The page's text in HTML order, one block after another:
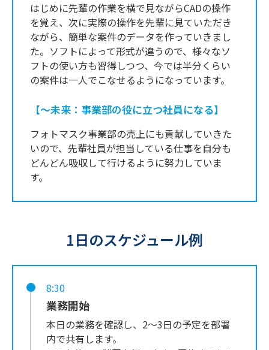
はじめに先輩の作業を横で見ながらCADの操作
を覚え、次に実際の操作を先輩に見ていただき
ながら、簡単な案件のデータを作っていきまし
た。ソフトによって形式が違うので、様々なソ
フトの使い方も習得しつつ、今では半分くらい
の案件は一人でこなせるようになっています。
【～未来：事業部の役に立つ社員になる】
フォトマスク事業部の売上にも貢献していきた
いので、先輩社員が担当している仕事を自分も
どんどん吸収して行けるように努力していま
す。
1日のスケジュール例
8:30
業務開始
本日の業務を確認し、2～3日の予定を部署
内で共有します。